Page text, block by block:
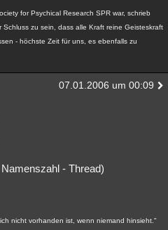
for Psychical Research SPR war, schrieb
Schluss zu sein, dass alle Kraft reine Geisteskraft
- höchste Zeit für uns, es ebenfalls zu
07.01.2006 um 00:09
- Thread)
nicht vorhanden ist, wenn niemand hinsieht."